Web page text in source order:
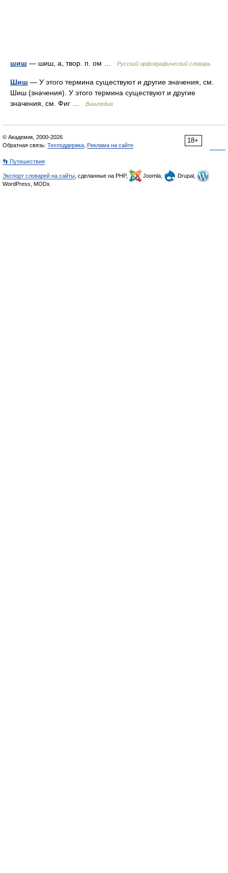
шиш — шиш, а, твор. п. ом … Русский орфографический словарь
Шиш — У этого термина существуют и другие значения, см.
Шиш (значения). У этого термина существуют и другие
значения, см. Фиг …
Википедия
18+
© Академик, 2000-2026
Обратная связь: Техподдержка Реклама на сайте
👣 Путешествия
Экспорт словарей на сайты , сделанные на PHP, Joomla,
Drupal,
WordPress, MODx.